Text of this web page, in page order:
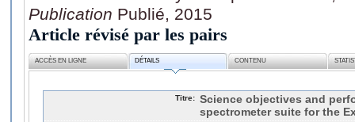
Publication Publié, 2015
Article révisé par les pairs
ACCÈS EN LIGNE DÉTAILS CONTENU
Titre: Science objectives and
spectrometer suite for the